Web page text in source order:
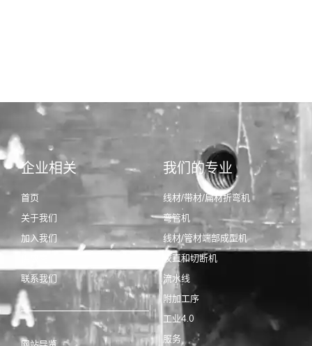
企业相关
首页
关于我们
加入我们
联系我们
我们的专业
线材/带材/扁材折弯机
弯管机
线材/管材端部成型机
校直和切断机
流水线
附加工序
工业4.0
服务